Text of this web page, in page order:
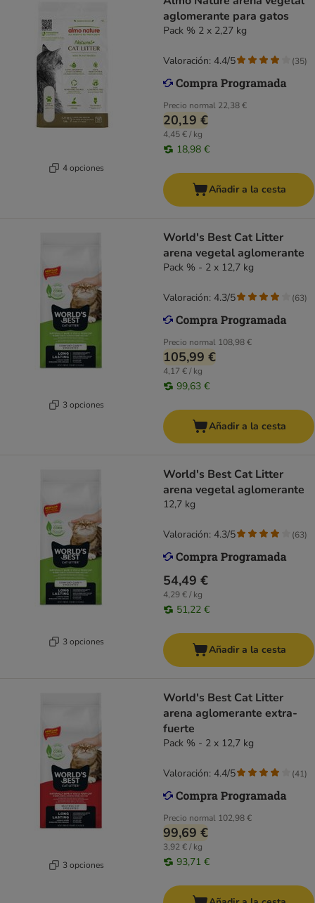
4 opciones
aglomerante para gatos
Pack % 2 x 2,27 kg
Precio normal 22,38 €
20,19 €
4,45 € / kg
18,98 €
Valoración: 4.4/5 (35)
Añadir a la cesta
3 opciones
World's Best Cat Litter
arena vegetal aglomerante
Pack % - 2 x 12,7 kg
Precio normal 108,98 €
105,99 €
4,17 € / kg
99,63 €
Valoración: 4.3/5 (63)
Añadir a la cesta
3 opciones
World's Best Cat Litter
arena vegetal aglomerante
12,7 kg
54,49 €
4,29 € / kg
51,22 €
Valoración: 4.3/5 (63)
Añadir a la cesta
3 opciones
World's Best Cat Litter
arena aglomerante extra-
fuerte
Pack % - 2 x 12,7 kg
Precio normal 102,98 €
99,69 €
3,92 € / kg
93,71 €
Valoración: 4.4/5 (41)